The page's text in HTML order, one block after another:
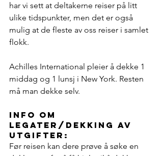
har vi sett at deltakerne reiser på litt
ulike tidspunkter, men det er også
mulig at de fleste av oss reiser i samlet
flokk.
Achilles International pleier å dekke 1
middag og 1 lunsj i New York. Resten
må man dekke selv.
info om
legater/dekking av
utgifter:
Før reisen kan dere prøve å søke en